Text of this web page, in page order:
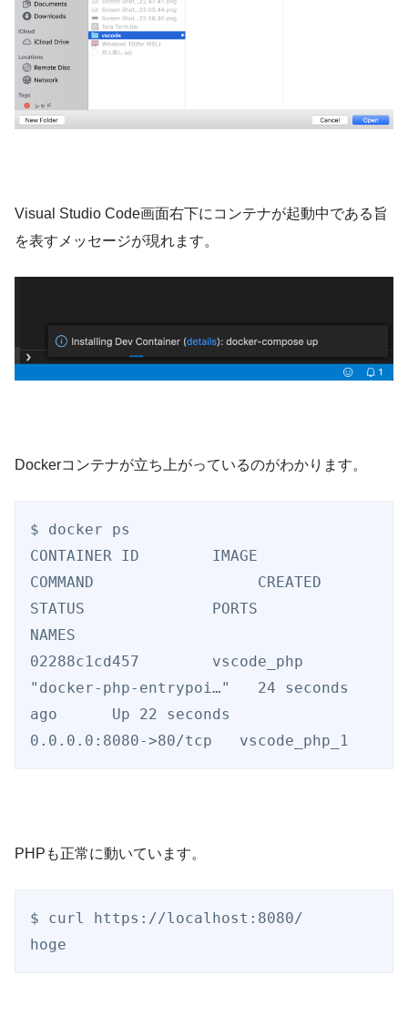
Visual Studio Code画面右下にコンテナが起動中である旨
を表すメッセージが現れます。
Dockerコンテナが立ち上がっているのがわかります。
$ docker ps
CONTAINER ID        IMAGE
COMMAND                  CREATED
STATUS              PORTS
NAMES
02288c1cd457        vscode_php
"docker-php-entrypoi…"   24 seconds
ago      Up 22 seconds
0.0.0.0:8080->80/tcp   vscode_php_1
PHPも正常に動いています。
$ curl https://localhost:8080/
hoge